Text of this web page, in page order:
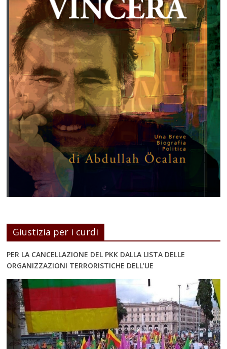
Giustizia per i curdi
PER LA CANCELLAZIONE DEL PKK DALLA LISTA DELLE
ORGANIZZAZIONI TERRORISTICHE DELL’UE